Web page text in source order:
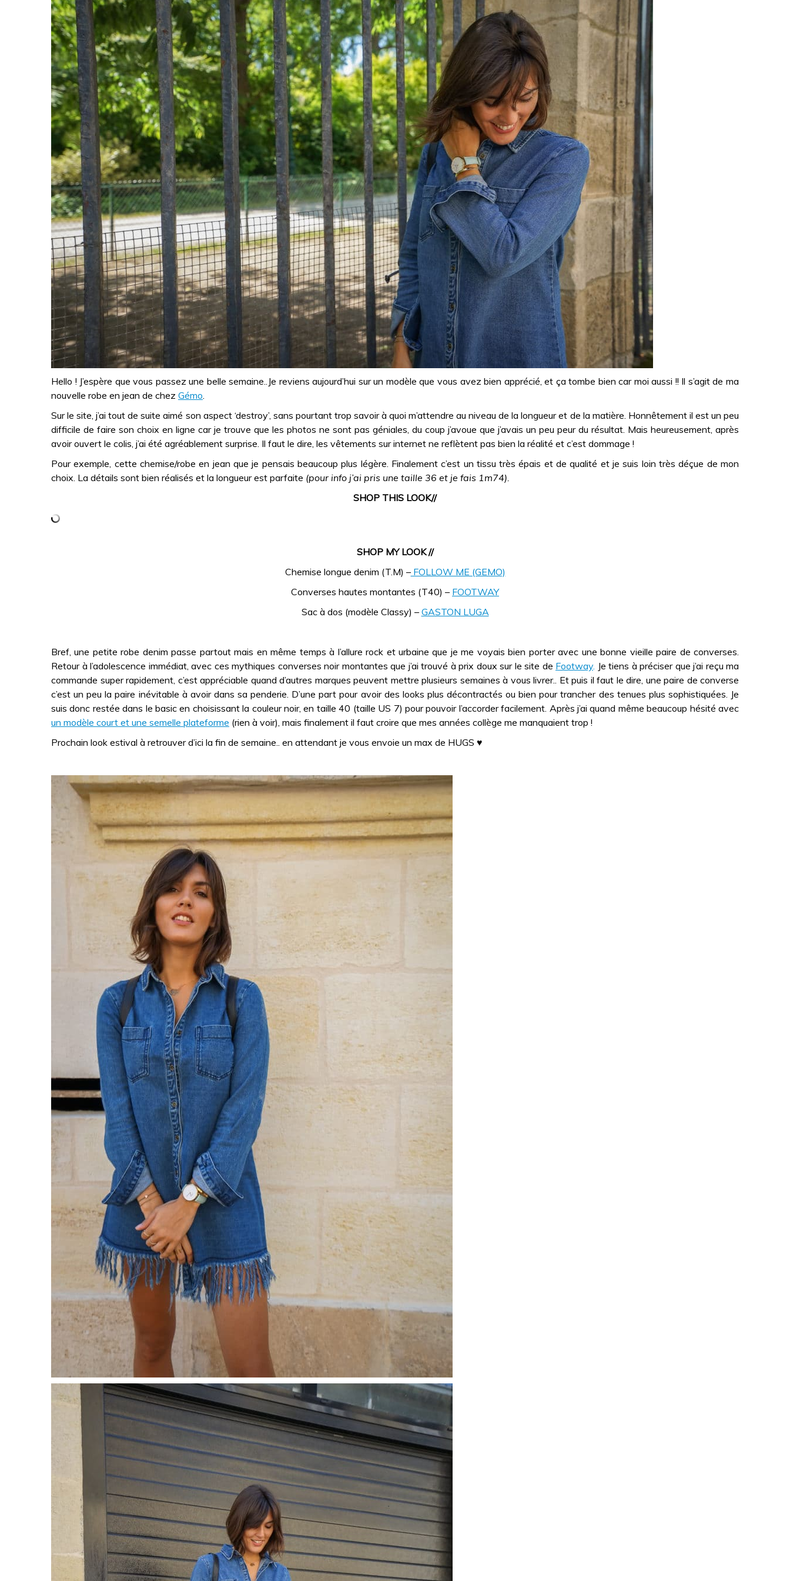
Hello ! J’espère que vous passez une belle semaine..Je reviens aujourd’hui sur un modèle que vous avez bien apprécié, et ça tombe bien car moi aussi !! Il s’agit de ma
nouvelle robe en jean de chez Gémo
Sur le site, j’ai tout de suite aimé son aspect ‘destroy’, sans pourtant trop savoir à quoi m’attendre au niveau de la longueur et de la matière. Honnêtement il est un peu
difficile de faire son choix en ligne car je trouve que les photos ne sont pas géniales, du coup j’avoue que j’avais un peu peur du résultat. Mais heureusement, après
avoir ouvert le colis, j’ai été agréablement surprise. Il faut le dire, les vêtements sur internet ne reflètent pas bien la réalité et c’est dommage !
Pour exemple, cette chemise/robe en jean que je pensais beaucoup plus légère. Finalement c’est un tissu très épais et de qualité et je suis loin très déçue de mon
choix. La détails sont bien réalisés et la longueur est parfaite (pour info j’ai pris une taille 36 et je fais 1m74).
SHOP THIS LOOK//
SHOP MY LOOK //
Chemise longue denim (T.M) –FOLLOW ME (GEMO)
Converses hautes montantes (T40) – FOOTWAY
Sac à dos (modèle Classy) – GASTON LUGA
Bref, une petite robe denim passe partout mais en même temps à l’allure rock et urbaine que je me voyais bien porter avec une bonne vieille paire de converses.
Retour à l’adolescence immédiat, avec ces mythiques converses noir montantes que j’ai trouvé à prix doux sur le site de Footway. Je tiens à préciser que j’ai reçu ma
commande super rapidement, c’est appréciable quand d’autres marques peuvent mettre plusieurs semaines à vous livrer.. Et puis il faut le dire, une paire de converse
c’est un peu la paire inévitable à avoir dans sa penderie. D’une part pour avoir des looks plus décontractés ou bien pour trancher des tenues plus sophistiquées. Je
suis donc restée dans le basic en choisissant la couleur noir, en taille 40 (taille US 7) pour pouvoir l’accorder facilement. Après j’ai quand même beaucoup hésité avec
un modèle court et une semelle plateforme (rien à voir), mais finalement il faut croire que mes années collège me manquaient trop !
Prochain look estival à retrouver d’ici la fin de semaine.. en attendant je vous envoie un max de HUGS ♥